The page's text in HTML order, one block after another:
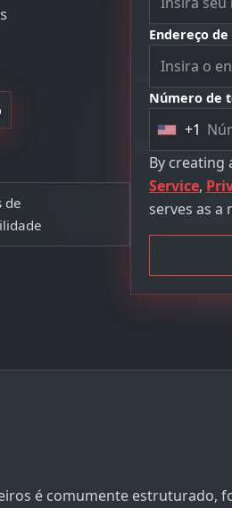
de
Endereço
Número de
U
n
i
t
S
t
e
+1
By creating
Service,
serves as
é comumente estruturado,